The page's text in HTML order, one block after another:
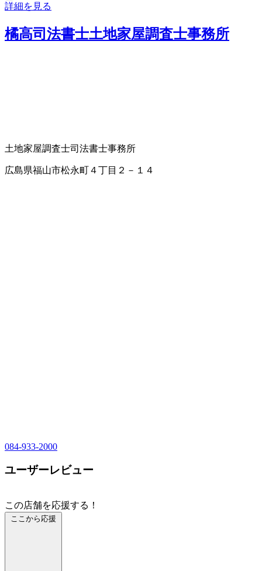
詳細を見る
橘高司法書士土地家屋調査士事務所
土地家屋調査士司法書士事務所
広島県福山市松永町４丁目２－１４
084-933-2000
ユーザーレビュー
この店舗を応援する！
ここから応援